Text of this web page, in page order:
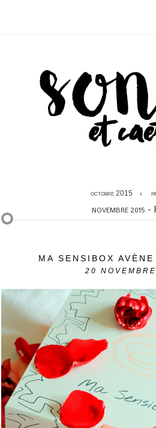
octobre 2015
NOVEMBRE 2015 -
MA SENSIBOX
20